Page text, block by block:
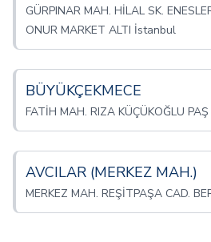
GÜRPINAR MAH. HİLAL SK.
ONUR MARKET ALTI İstanbul
BÜYÜKÇEKMECE
FATİH MAH. RIZA KÜÇÜKOĞLU
AVCILAR (MERKEZ MAH.)
MERKEZ MAH. REŞİTPAŞA CAD.